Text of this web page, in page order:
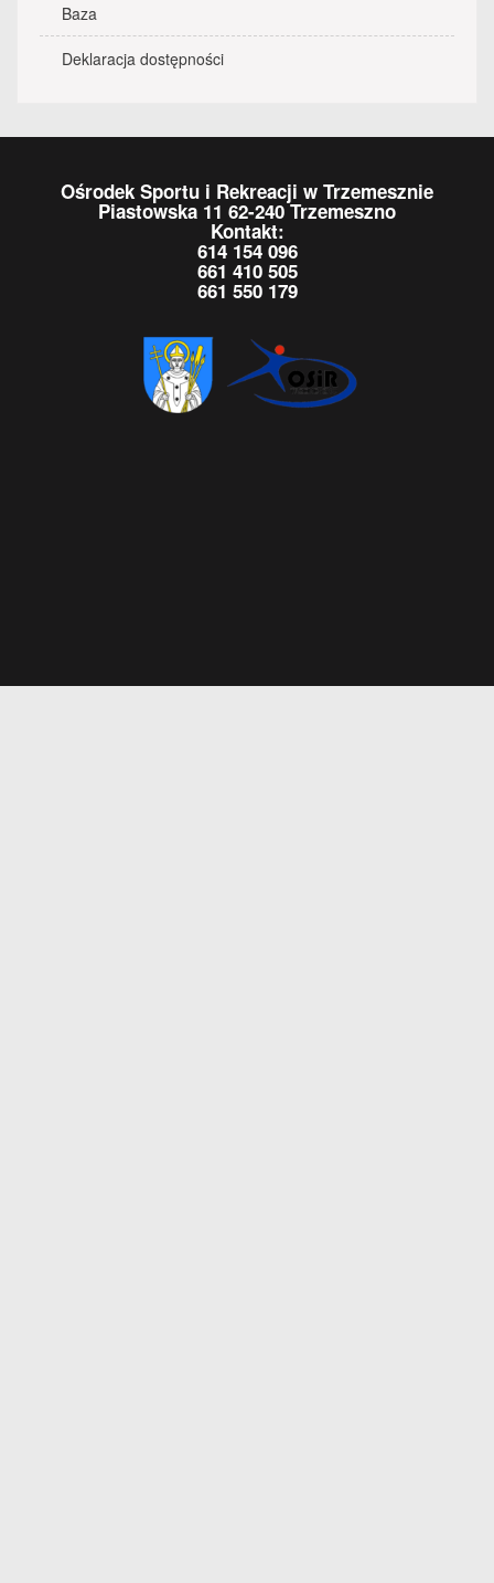
Baza
Deklaracja dostępności
Ośrodek Sportu i Rekreacji w Trzemesznie
Piastowska 11 62-240 Trzemeszno
Kontakt:
614 154 096
661 410 505
661 550 179